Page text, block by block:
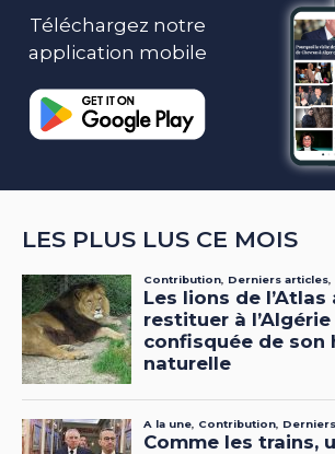
Téléchargez notre
application mobile
LES PLUS LUS CE MOIS